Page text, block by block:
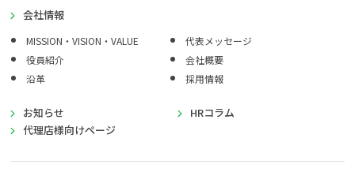
会社情報
MISSION・VISION・VALUE
代表メッセージ
役員紹介
会社概要
沿革
採用情報
お知らせ
HRコラム
代理店様向けページ